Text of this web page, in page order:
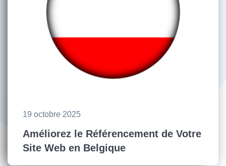
19 octobre 2025
Améliorez le Référencement de Votre
Site Web en Belgique